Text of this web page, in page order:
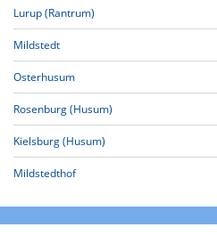
Lurup (Rantrum)
Mildstedt
Osterhusum
Rosenburg (Husum)
Kielsburg (Husum)
Mildstedthof